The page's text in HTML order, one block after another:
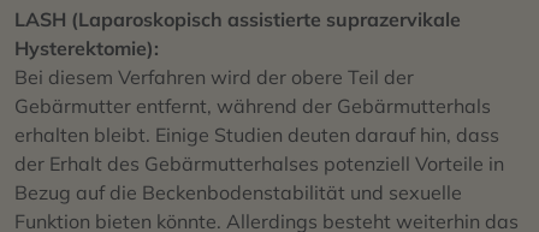
LASH (Laparoskopisch assistierte suprazervikale
Hysterektomie):
Bei diesem Verfahren wird der obere Teil der
Gebärmutter entfernt, während der Gebärmutterhals
erhalten bleibt. Einige Studien deuten darauf hin, dass
der Erhalt des Gebärmutterhalses potenziell Vorteile in
Bezug auf die Beckenbodenstabilität und sexuelle
Funktion bieten könnte. Allerdings besteht weiterhin das